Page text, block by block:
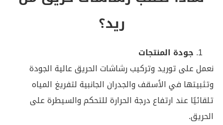
ريد؟
جودة المنتجات
نعمل على توريد وتركيب رشاشات الحريق عالية الجودة
وتثبيتها في الأسقف والجدران الجانبية لتفريغ المياه
تلقائيًا عند ارتفاع درجة الحرارة للتحكم والسيطرة على
الحريق.